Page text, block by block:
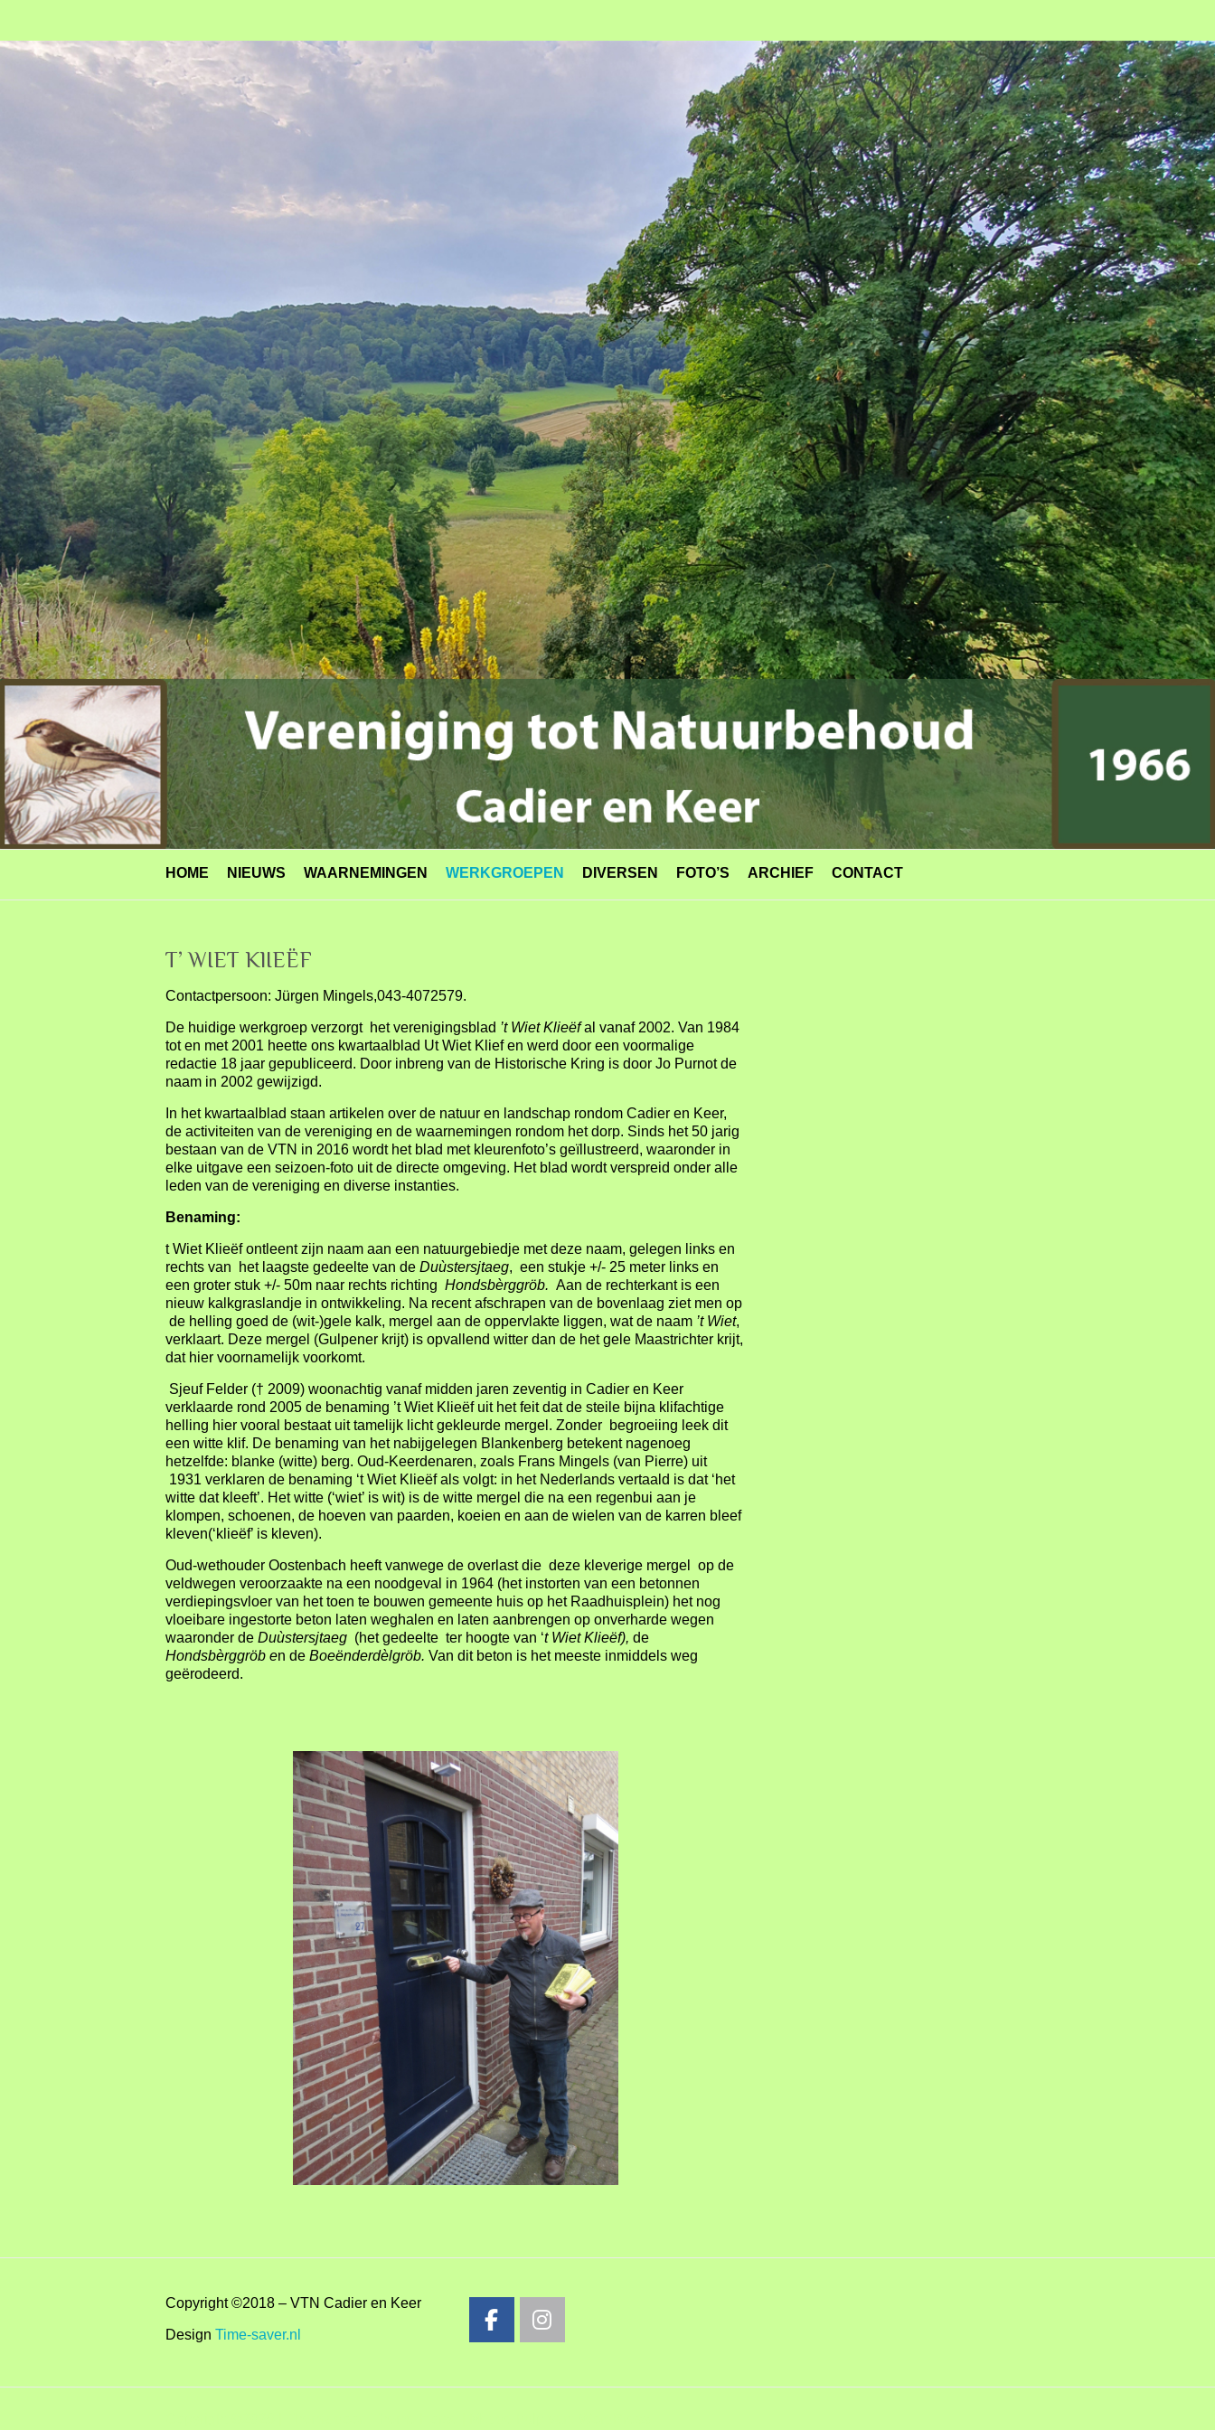
HOME NIEUWS WAARNEMINGEN WERKGROEPEN DIVERSEN FOTO’S ARCHIEF CONTACT
T’ WIET KlIEËF
Contactpersoon: Jürgen Mingels,043-4072579.
De huidige werkgroep verzorgt het verenigingsblad ’t Wiet Klieëfal vanaf 2002. Van 1984
tot en met 2001 heette ons kwartaalblad Ut Wiet Klief en werd door een voormalige
redactie 18 jaar gepubliceerd. Door inbreng van de Historische Kring is door Jo Purnot de
naam in 2002 gewijzigd.
In het kwartaalblad staan artikelen over de natuur en landschap rondom Cadier en Keer,
de activiteiten van de vereniging en de waarnemingen rondom het dorp. Sinds het 50 jarig
bestaan van de VTN in 2016 wordt het blad met kleurenfoto’s geïllustreerd, waaronder in
elke uitgave een seizoen-foto uit de directe omgeving. Het blad wordt verspreid onder alle
leden van de vereniging en diverse instanties.
Benaming:
t Wiet Klieëf ontleent zijn naam aan een natuurgebiedje met deze naam, gelegen links en
rechts van het laagste gedeelte van de Duùstersjtaeg, een stukje +/- 25 meter links en
een groter stuk +/- 50m naar rechts richting Hondsbèrggröb. Aan de rechterkant is een
nieuw kalkgraslandje in ontwikkeling. Na recent afschrapen van de bovenlaag ziet men op
de helling goed de (wit-)gele kalk, mergel aan de oppervlakte liggen, wat de naam ’t Wiet,
verklaart. Deze mergel (Gulpener krijt) is opvallend witter dan de het gele Maastrichter krijt,
dat hier voornamelijk voorkomt.
Sjeuf Felder († 2009) woonachtig vanaf midden jaren zeventig in Cadier en Keer
verklaarde rond 2005 de benaming ’t Wiet Klieëf uit het feit dat de steile bijna klifachtige
helling hier vooral bestaat uit tamelijk licht gekleurde mergel. Zonder begroeiing leek dit
een witte klif. De benaming van het nabijgelegen Blankenberg betekent nagenoeg
hetzelfde: blanke (witte) berg. Oud-Keerdenaren, zoals Frans Mingels (van Pierre) uit
1931 verklaren de benaming ‘t Wiet Klieëf als volgt: in het Nederlands vertaald is dat ‘het
witte dat kleeft’. Het witte (‘wiet’ is wit) is de witte mergel die na een regenbui aan je
klompen, schoenen, de hoeven van paarden, koeien en aan de wielen van de karren bleef
kleven(‘klieëf’ is kleven).
Oud-wethouder Oostenbach heeft vanwege de overlast die deze kleverige mergel op de
veldwegen veroorzaakte na een noodgeval in 1964 (het instorten van een betonnen
verdiepingsvloer van het toen te bouwen gemeente huis op het Raadhuisplein) het nog
vloeibare ingestorte beton laten weghalen en laten aanbrengen op onverharde wegen
waaronder de Duùstersjtaeg (het gedeelte ter hoogte van ‘t Wiet Klieëf), de
Hondsbèrggröb en de Boeënderdèlgröb. Van dit beton is het meeste inmiddels weg
geërodeerd.
Copyright ©2018 – VTN Cadier en Keer
Design Time-saver.nl